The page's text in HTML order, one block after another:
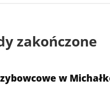
zakończone
w